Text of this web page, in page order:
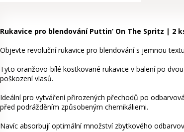
Rukavice pro blendování Puttin’ On The Spritz | 2
Objevte revoluční rukavice pro blendování s jemnou
Tyto oranžovo-bílé kostkované rukavice v balení po
poškození vlasů.
Ideální pro vytváření přirozených přechodů po
před podrážděním způsobeným chemikáliemi.
Navíc absorbují optimální množství zbytkového